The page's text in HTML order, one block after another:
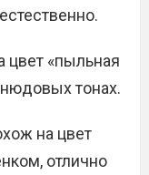
цвет «пыльная
тонах.
на цвет
отлично